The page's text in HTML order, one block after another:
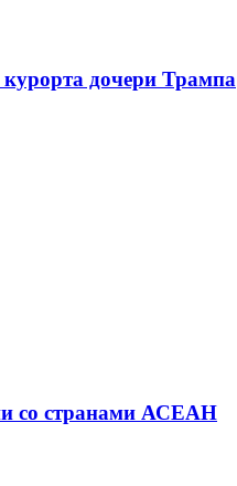
дочери Трампа
со странами АСЕАН